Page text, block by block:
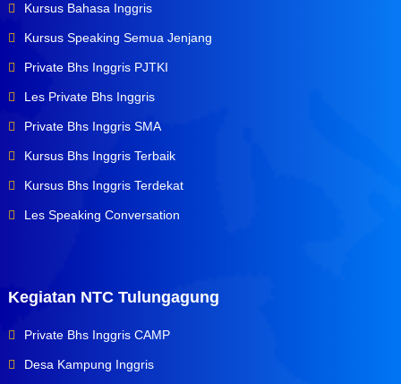
Kursus Bahasa Inggris
Kursus Speaking Semua Jenjang
Private Bhs Inggris PJTKI
Les Private Bhs Inggris
Private Bhs Inggris SMA
Kursus Bhs Inggris Terbaik
Kursus Bhs Inggris Terdekat
Les Speaking Conversation
Kegiatan NTC Tulungagung
Private Bhs Inggris CAMP
Desa Kampung Inggris